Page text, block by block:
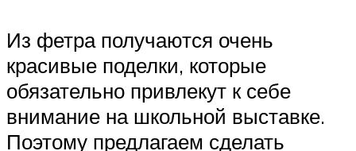
Из фетра получаются очень
красивые поделки, которые
обязательно привлекут к себе
внимание на школьной выставке.
Поэтому предлагаем сделать